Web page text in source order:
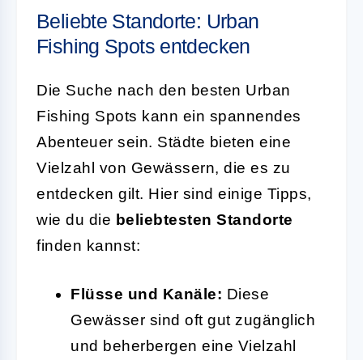
Beliebte Standorte: Urban
Fishing Spots entdecken
Die Suche nach den besten Urban
Fishing Spots kann ein spannendes
Abenteuer sein. Städte bieten eine
Vielzahl von Gewässern, die es zu
entdecken gilt. Hier sind einige Tipps,
wie du die beliebtesten Standorte
finden kannst:
Flüsse und Kanäle: Diese
Gewässer sind oft gut zugänglich
und beherbergen eine Vielzahl